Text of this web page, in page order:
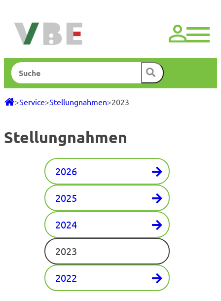
springen
Suchen
>Service>Stellungnahmen>2023
Stellungnahmen
2026
2025
2024
2023
2022